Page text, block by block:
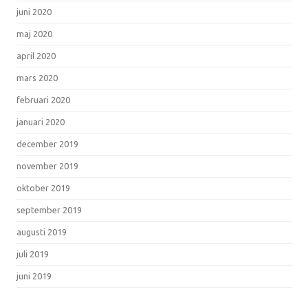
juni 2020
maj 2020
april 2020
mars 2020
februari 2020
januari 2020
december 2019
november 2019
oktober 2019
september 2019
augusti 2019
juli 2019
juni 2019